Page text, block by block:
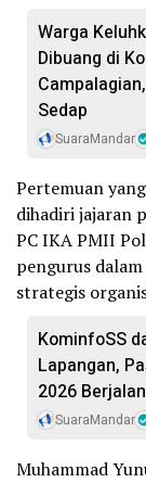
Warga
Dibuang di
Sedap
SuaraMandar
Pertemuan
dihadiri jajaran
PC IKA PMII
pengurus
strategis
KominfoSS
Lapangan,
2026
SuaraMandar
Muhammad